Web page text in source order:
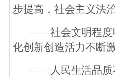
步提高，社会主义法
——社会文明程度
化创新创造活力不断
——人民生活品质